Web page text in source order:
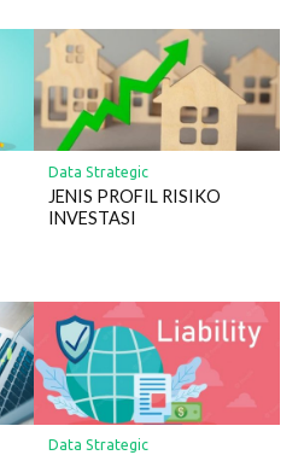
Data Strategic
JENIS PROFIL RISIKO
INVESTASI
Data Strategic